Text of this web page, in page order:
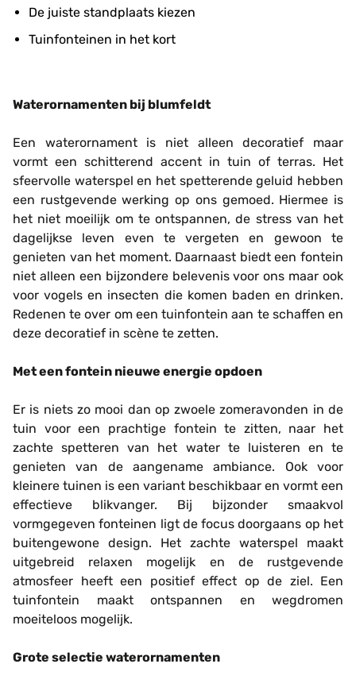
De juiste standplaats kiezen
Tuinfonteinen in het kort
Waterornamenten bij blumfeldt
Een waterornament is niet alleen decoratief maar
vormt een schitterend accent in tuin of terras. Het
sfeervolle waterspel en het spetterende geluid hebben
een rustgevende werking op ons gemoed. Hiermee is
het niet moeilijk om te ontspannen, de stress van het
dagelijkse leven even te vergeten en gewoon te
genieten van het moment. Daarnaast biedt een fontein
niet alleen een bijzondere belevenis voor ons maar ook
voor vogels en insecten die komen baden en drinken.
Redenen te over om een tuinfontein aan te schaffen en
deze decoratief in scène te zetten.
Met een fontein nieuwe energie opdoen
Er is niets zo mooi dan op zwoele zomeravonden in de
tuin voor een prachtige fontein te zitten, naar het
zachte spetteren van het water te luisteren en te
genieten van de aangename ambiance. Ook voor
kleinere tuinen is een variant beschikbaar en vormt een
effectieve blikvanger. Bij bijzonder smaakvol
vormgegeven fonteinen ligt de focus doorgaans op het
buitengewone design. Het zachte waterspel maakt
uitgebreid relaxen mogelijk en de rustgevende
atmosfeer heeft een positief effect op de ziel. Een
tuinfontein maakt ontspannen en wegdromen
moeiteloos mogelijk.
Grote selectie waterornamenten